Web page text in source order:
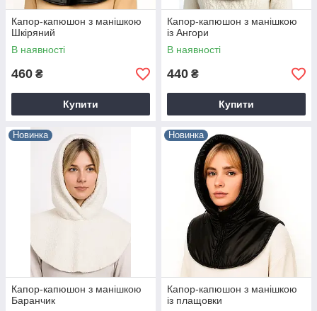
Капор-капюшон з манішкою
Шкіряний
В наявності
460 ₴
Купити
Капор-капюшон з манішкою
із Ангори
В наявності
440 ₴
Купити
Новинка
Капор-капюшон з манішкою
Баранчик
Новинка
Капор-капюшон з манішкою
із плащовки